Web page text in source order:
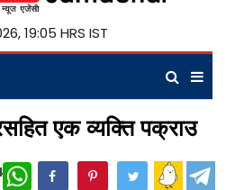
19:05 HRS IST
एक व्यक्ति पक्राउ
WhatsApp